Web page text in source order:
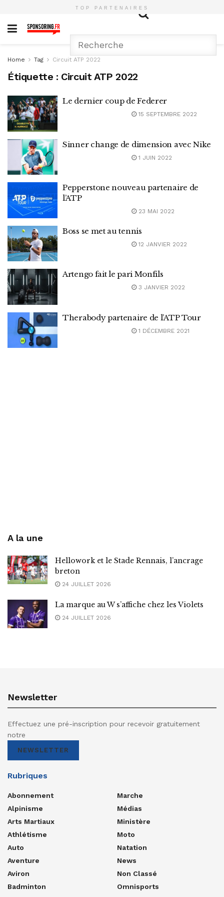
TOP PARTENAIRES
Home Tag Circuit ATP 2022
Étiquette : Circuit ATP 2022
Le dernier coup de Federer
15 SEPTEMBRE 2022
Sinner change de dimension avec Nike
1 JUIN 2022
Pepperstone nouveau partenaire de
l’ATP
23 MAI 2022
Boss se met au tennis
12 JANVIER 2022
Artengo fait le pari Monfils
3 JANVIER 2022
Therabody partenaire de l’ATP Tour
1 DÉCEMBRE 2021
A la une
Hellowork et le Stade Rennais, l’ancrage
breton
24 JUILLET 2026
La marque au W s’affiche chez les Violets
24 JUILLET 2026
Newsletter
Effectuez une pré-inscription pour recevoir gratuitement
notre
NEWSLETTER
Rubriques
Abonnement
Alpinisme
Arts Martiaux
Athlétisme
Auto
Aventure
Aviron
Badminton
Marche
Médias
Ministère
Moto
Natation
News
Non Classé
Omnisports